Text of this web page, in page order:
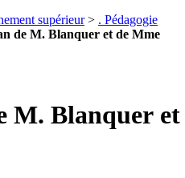
supérieur> . Pédagogie
de M. Blanquer et de Mme
M. Blanquer